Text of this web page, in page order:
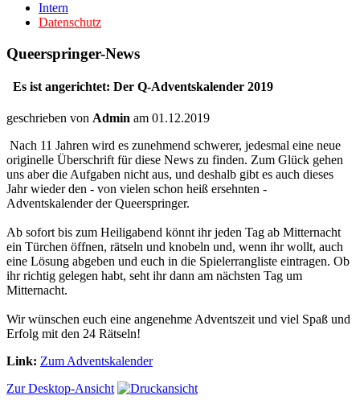
Intern
Datenschutz
Queerspringer-News
Es ist angerichtet: Der Q-Adventskalender 2019
geschrieben von Admin am 01.12.2019
Nach 11 Jahren wird es zunehmend schwerer, jedesmal eine neue
originelle Überschrift für diese News zu finden. Zum Glück gehen
uns aber die Aufgaben nicht aus, und deshalb gibt es auch dieses
Jahr wieder den - von vielen schon heiß ersehnten -
Adventskalender der Queerspringer.
Ab sofort bis zum Heiligabend könnt ihr jeden Tag ab Mitternacht
ein Türchen öffnen, rätseln und knobeln und, wenn ihr wollt, auch
eine Lösung abgeben und euch in die Spielerrangliste eintragen. Ob
ihr richtig gelegen habt, seht ihr dann am nächsten Tag um
Mitternacht.
Wir wünschen euch eine angenehme Adventszeit und viel Spaß und
Erfolg mit den 24 Rätseln!
Link: Zum Adventskalender
Zur Desktop-Ansicht